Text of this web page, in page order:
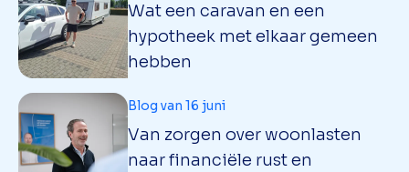
Wat een caravan en een
hypotheek met elkaar gemeen
hebben
Van zorgen over woonlasten
naar financiële rust en
Blog van 16 juni